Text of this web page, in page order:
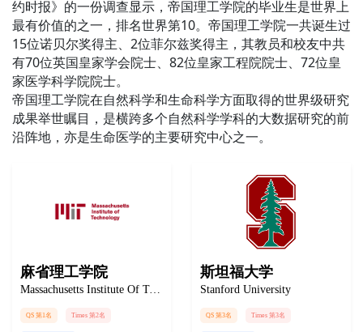
约时报》的一份调查显示，帝国理工学院的毕业生是世界上
最有价值的之一，排名世界第10。帝国理工学院一共诞生过
15位诺贝尔奖得主、2位菲尔兹奖得主，其教员和校友中共
有70位英国皇家学会院士、82位皇家工程院院士、72位皇
家医学科学院院士。
帝国理工学院在自然科学和生命科学方面取得的世界级研究
成果举世瞩目，是横跨多个自然科学学科的大数据研究的前
沿阵地，亦是生命医学的主要研究中心之一。
麻省理工学院
Massachusetts Institute Of Technology
QS 第1名 Times 第2名
斯坦福大学
Stanford University
QS 第3名 Times 第3名